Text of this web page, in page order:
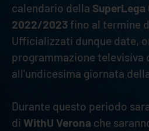
calendario della SuperLega
2022/2023 fino al termine
Ufficializzati dunque date,
programmazione televisiva
all'undicesima giornata
Durante questo periodo
di WithU Verona che